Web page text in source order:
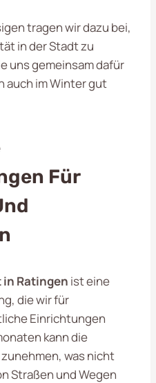
tragen wir dazu bei,
in der Stadt zu
uns gemeinsam dafür
auch im Winter gut
Für
Ratingen ist eine
die wir für
Einrichtungen
kann die
was nicht
Straßen und Wegen